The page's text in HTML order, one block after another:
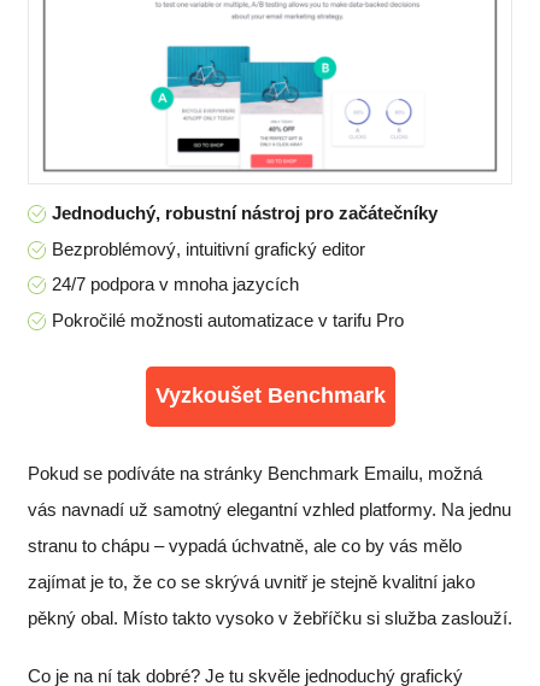
Jednoduchý, robustní nástroj pro začátečníky
Bezproblémový, intuitivní grafický editor
24/7 podpora v mnoha jazycích
Pokročilé možnosti automatizace v tarifu Pro
Vyzkoušet Benchmark
Pokud se podíváte na stránky Benchmark Emailu, možná
vás navnadí už samotný elegantní vzhled platformy. Na jednu
stranu to chápu – vypadá úchvatně, ale co by vás mělo
zajímat je to, že co se skrývá uvnitř je stejně kvalitní jako
pěkný obal. Místo takto vysoko v žebříčku si služba zaslouží.
Co je na ní tak dobré? Je tu skvěle jednoduchý grafický